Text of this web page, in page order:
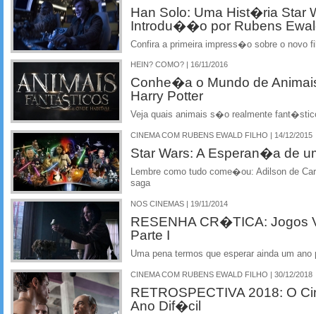
Han Solo: Uma Hist�ria Star
Introdu��o por Rubens
Confira a primeira impress�o sobre o novo
HEIN? COMO? | 16/11/2016
Conhe�a o Mundo de
Harry Potter
Veja quais animais s�o realmente
CINEMA COM RUBENS EWALD FILHO | 14/12/2015
Star Wars: A Esperan�a de
Lembre como tudo come�ou: Adilson de
saga
NOS CINEMAS | 19/11/2014
RESENHA CR�TICA: Jogos
Parte I
Uma pena termos que esperar ainda um
CINEMA COM RUBENS EWALD FILHO | 30/12/2018
RETROSPECTIVA 2018: O
Ano Dif�cil